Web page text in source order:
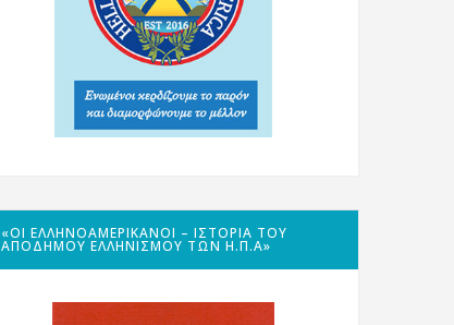
«ΟΙ ΕΛΛΗΝΟΑΜΕΡΙΚΑΝΟΊ – ΙΣΤΟΡΊΑ ΤΟΥ
ΑΠΌΔΗΜΟΥ ΕΛΛΗΝΙΣΜΟΎ ΤΩΝ Η.Π.Α»